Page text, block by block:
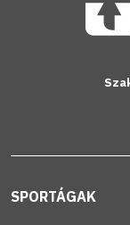
SPORTÁGAK